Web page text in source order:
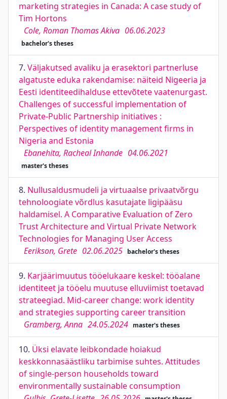
marketing strategies in Canada: A case study of
Tim Hortons
Cole, Roman Thomas Akiva 06.06.2023
bachelor's theses
7. Väljakutsed avaliku ja erasektori partnerluse
algatuste eduka rakendamise: näiteid Nigeeria ja
Eesti identiteedihalduse ettevõtete vaatenurgast.
Challenges of successful implementation of
Private-Public Partnership initiatives :
Perspectives of identity management firms in
Nigeria and Estonia
Ebanehita, Racheal Inhande 04.06.2021
master's theses
8. Nullusaldusmudeli ja virtuaalse privaatvõrgu
tehnoloogiate võrdlus kasutajate ligipääsu
haldamisel. A Comparative Evaluation of Zero
Trust Architecture and Virtual Private Network
Technologies for Managing User Access
Eerikson, Grete 02.06.2025 bachelor's theses
9. Karjäärimuutus tööelukaare keskel: tööalane
identiteet ja tööelu muutuse elluviimist toetavad
strateegiad. Mid-career change: work identity
and strategies supporting career transition
Gramberg, Anna 24.05.2024 master's theses
10. Üksi elavate leibkondade hoiakud
keskkonnasäästliku tarbimise suhtes. Attitudes
of single-person households toward
environmentally sustainable consumption